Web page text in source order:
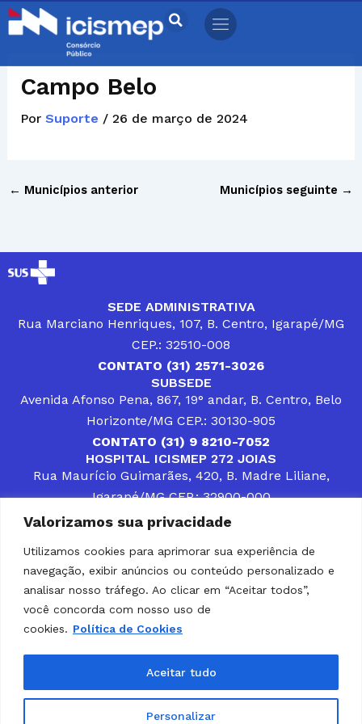
Valorizamos sua privacidade
Utilizamos cookies para aprimorar sua experiência de
navegação, exibir anúncios ou conteúdo personalizado e
analisar nosso tráfego. Ao clicar em “Aceitar todos”,
você concorda com nosso uso de
cookies. Política de Cookies
Personalizar
Aceitar tudo
Ir
para
Campo Belo
Por Suporte / 26 de março de 2024
← Municípios anterior Municípios seguinte →
SEDE ADMINISTRATIVA
Rua Marciano Henriques, 107, B. Centro, Igarapé/MG
CEP.: 32510-008
CONTATO (31) 2571-3026
SUBSEDE
Avenida Afonso Pena, 867, 19° andar, B. Centro, Belo
Horizonte/MG CEP.: 30130-905
CONTATO (31) 9 8210-7052
HOSPITAL ICISMEP 272 JOIAS
Rua Maurício Guimarães, 420, B. Madre Liliane,
Igarapé/MG CEP.: 32900-000
CONTATOS (31) 3512-4400 ou (31) 9 8309-8660
DESENVOLVER SOLUÇÕES, AÇÕES E SERVIÇOS
PÚBLICOS QUE COMPLEMENTEM A ASSISTÊNCIA À
POPULAÇÃO DA REGIÃO EM QUE ATUA, SENDO
PARCEIRO DOS MUNICÍPIOS CONSORCIADOS NA
SOLUÇÃO DE DIFICULDADES ENFRENTADAS POR
GESTORES MUNICIPAIS, É O COMPROMISSO DO
ICISMEP.
Home Institucional Municípios
Portal da Integridade
LGPD